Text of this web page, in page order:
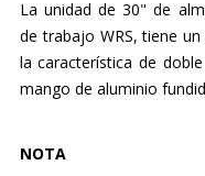
La unidad de 30" de
de trabajo WRS, tiene
la característica de
mango de aluminio
NOTA